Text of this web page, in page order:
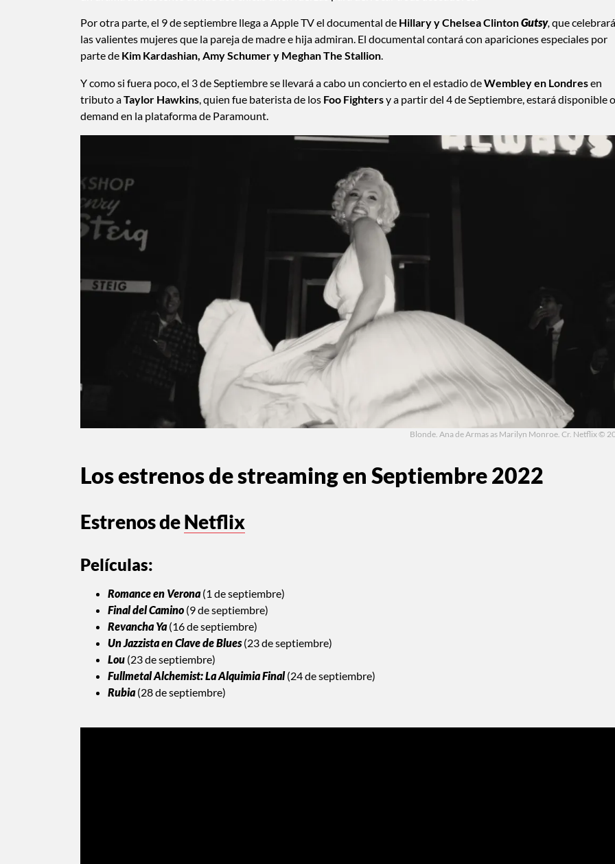
Por otra parte, el 9 de septiembre llega a Apple TV el documental de Hillary y Chelsea ClintonGutsy, que
las valientes mujeres que la pareja de madre e hija admiran. El documental contará con apariciones especiales por
parte de Kim Kardashian, Amy Schumer y Meghan The Stallion
Y como si fuera poco, el 3 de Septiembre se llevará a cabo un concierto en el estadio deWembley en Londresen
tributo aTaylor Hawkins , quien fue baterista de los Foo Fightersy a partir del 4 de Septiembre, estará disponible
demand en la plataforma de Paramount.
Blonde. Ana de Armas as Marilyn Monroe. Cr. Netflix ©
Los estrenos de streaming en Septiembre 2022
Estrenos deNetflix
Películas:
Romance en Verona (1 de septiembre)
Final del Camino (9 de septiembre)
Revancha Ya (16 de septiembre)
Un Jazzista en Clave de Blues(23 de septiembre)
Lou (23 de septiembre)
Fullmetal Alchemist: La Alquimia Final(24 de septiembre)
Rubia (28 de septiembre)